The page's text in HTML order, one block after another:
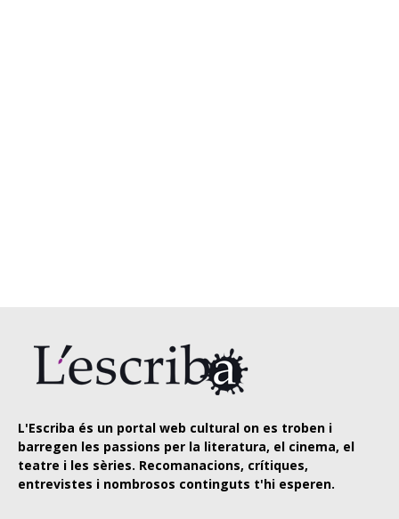
L'Escriba és un portal web cultural on es troben i
barregen les passions per la literatura, el cinema, el
teatre i les sèries. Recomanacions, crítiques,
entrevistes i nombrosos continguts t'hi esperen.